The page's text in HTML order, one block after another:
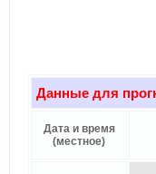
Данные для
Дата и время
(местное)